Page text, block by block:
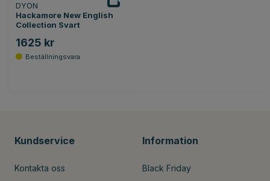
DYON
Hackamore New English
Collection Svart
1625 kr
Kundservice
Kontakta oss
Information
Black Friday